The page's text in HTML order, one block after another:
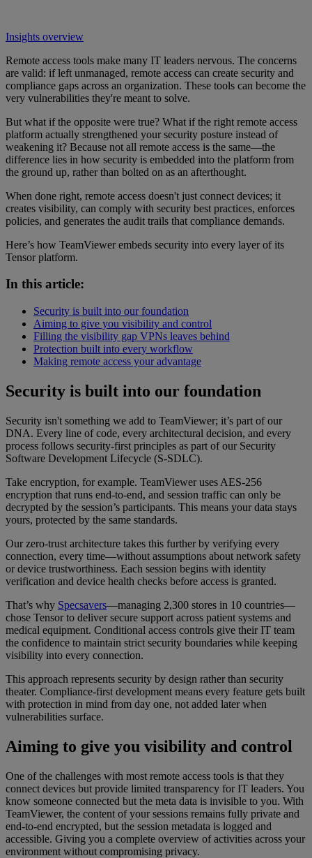
Insights overview
Remote access tools make many IT leaders nervous. The concerns
are valid: if left unmanaged, remote access can create security and
compliance gaps across an organization. These tools can become the
very vulnerabilities they're meant to solve.
But what if the opposite were true? What if the right remote access
platform actually strengthened your security posture instead of
weakening it? Because not all remote access is the same—the
difference lies in how security is embedded into the platform from
the ground up, rather than bolted on as an afterthought.
When done right, remote access doesn't just connect devices; it
creates visibility, can comply with security best practices, enforces
policies, and generates the audit trails that compliance demands.
Here’s how TeamViewer embeds security into every layer of its
Tensor platform.
In this article:
Security is built into our foundation
Aiming to give you visibility and control
Filling the visibility gap VPNs leaves behind
Protection built into every workflow
Making remote access your advantage
Security is built into our foundation
Security isn't something we add to TeamViewer; it’s part of our
DNA. Every line of code, every architectural decision, and every
process follows security-first principles as part of our Security
Software Development Lifecycle (S-SDLC).
Take encryption, for example. TeamViewer uses AES-256
encryption that runs end-to-end, and session traffic can only be
decrypted by the session’s participants. This means your data stays
yours, protected by the same standards.
Our zero-trust architecture takes this further by verifying every
connection, every time—without assumptions about network safety
or device trustworthiness. Each session begins with identity
verification and device health checks before access is granted.
That’s why Specsavers—managing 2,300 stores in 10 countries—
chose Tensor to deliver secure support across patient systems and
medical equipment. Conditional access controls give their IT team
the confidence to maintain strict security boundaries while keeping
visibility into every connection.
This approach represents security by design rather than security
theater. Compliance-first development means every feature gets built
with protection in mind from day one, not added later when
vulnerabilities surface.
Aiming to give you visibility and control
One of the challenges with most remote access tools is that they
connect devices but provide limited transparency for IT leaders. You
know someone connected but the meta data is invisible to you. With
TeamViewer, the content of your sessions remains fully private and
end-to-end encrypted, but the session metadata is logged and
accessible. Giving you a complete overview of activities across your
environment without compromising privacy.